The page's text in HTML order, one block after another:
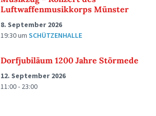
Luftwaffenmusikkorps Münster
8. September 2026
19:30um SCHÜTZENHALLE
Dorfjubiläum 1200 Jahre Störmede
12. September 2026
11:00 - 23:00